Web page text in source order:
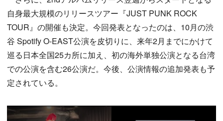
自身最大規模のリリースツアー『JUST PUNK ROCK
TOUR』の開催も決定。今回発表となったのは、10月の渋
谷 Spotify O-EAST公演を皮切りに、来年2月までにかけて
巡る日本全国25カ所に加え、初の海外単独公演となる台湾
での公演を含む26公演だ。今後、公演情報の追加発表も予
定されている。